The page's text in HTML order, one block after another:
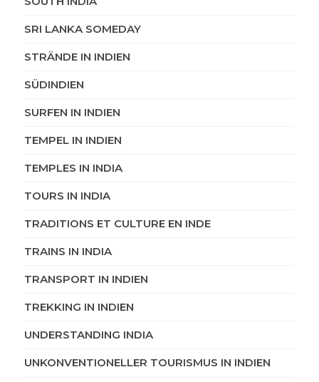
SRI LANKA SOMEDAY
STRÄNDE IN INDIEN
SÜDINDIEN
SURFEN IN INDIEN
TEMPEL IN INDIEN
TEMPLES IN INDIA
TOURS IN INDIA
TRADITIONS ET CULTURE EN INDE
TRAINS IN INDIA
TRANSPORT IN INDIEN
TREKKING IN INDIEN
UNDERSTANDING INDIA
UNKONVENTIONELLER TOURISMUS IN INDIEN